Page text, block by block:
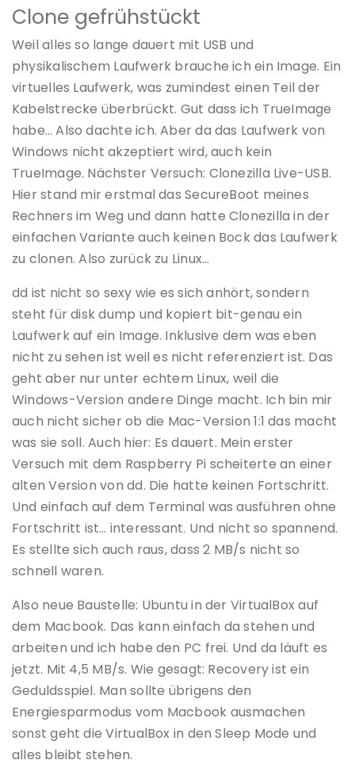
Clone gefrühstückt
Weil alles so lange dauert mit USB und
physikalischem Laufwerk brauche ich ein Image. Ein
virtuelles Laufwerk, was zumindest einen Teil der
Kabelstrecke überbrückt. Gut dass ich TrueImage
habe… Also dachte ich. Aber da das Laufwerk von
Windows nicht akzeptiert wird, auch kein
TrueImage. Nächster Versuch: Clonezilla Live-USB.
Hier stand mir erstmal das SecureBoot meines
Rechners im Weg und dann hatte Clonezilla in der
einfachen Variante auch keinen Bock das Laufwerk
zu clonen. Also zurück zu Linux…
dd ist nicht so sexy wie es sich anhört, sondern
steht für disk dump und kopiert bit-genau ein
Laufwerk auf ein Image. Inklusive dem was eben
nicht zu sehen ist weil es nicht referenziert ist. Das
geht aber nur unter echtem Linux, weil die
Windows-Version andere Dinge macht. Ich bin mir
auch nicht sicher ob die Mac-Version 1:1 das macht
was sie soll. Auch hier: Es dauert. Mein erster
Versuch mit dem Raspberry Pi scheiterte an einer
alten Version von dd. Die hatte keinen Fortschritt.
Und einfach auf dem Terminal was ausführen ohne
Fortschritt ist… interessant. Und nicht so spannend.
Es stellte sich auch raus, dass 2 MB/s nicht so
schnell waren.
Also neue Baustelle: Ubuntu in der VirtualBox auf
dem Macbook. Das kann einfach da stehen und
arbeiten und ich habe den PC frei. Und da läuft es
jetzt. Mit 4,5 MB/s. Wie gesagt: Recovery ist ein
Geduldsspiel. Man sollte übrigens den
Energiesparmodus vom Macbook ausmachen
sonst geht die VirtualBox in den Sleep Mode und
alles bleibt stehen.